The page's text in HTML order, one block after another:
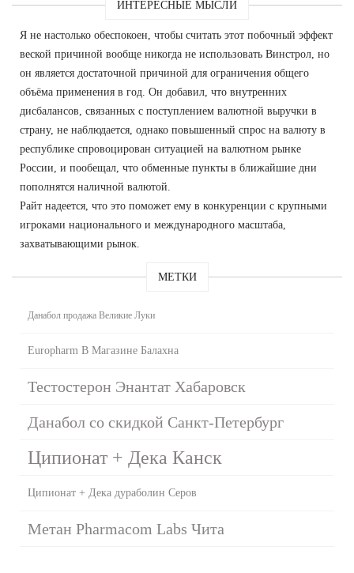
ИНТЕРЕСНЫЕ МЫСЛИ
Я не настолько обеспокоен, чтобы считать этот побочный эффект
веской причиной вообще никогда не использовать Винстрол, но
он является достаточной причиной для ограничения общего
объёма применения в год. Он добавил, что внутренних
дисбалансов, связанных с поступлением валютной выручки в
страну, не наблюдается, однако повышенный спрос на валюту в
республике спровоцирован ситуацией на валютном рынке
России, и пообещал, что обменные пункты в ближайшие дни
пополнятся наличной валютой.
Райт надеется, что это поможет ему в конкуренции с крупными
игроками национального и международного масштаба,
захватывающими рынок.
МЕТКИ
Данабол продажа Великие Луки
Europharm В Магазине Балахна
Тестостерон Энантат Хабаровск
Данабол со скидкой Санкт-Петербург
Ципионат + Дека Канск
Ципионат + Дека дураболин Серов
Метан Pharmacom Labs Чита